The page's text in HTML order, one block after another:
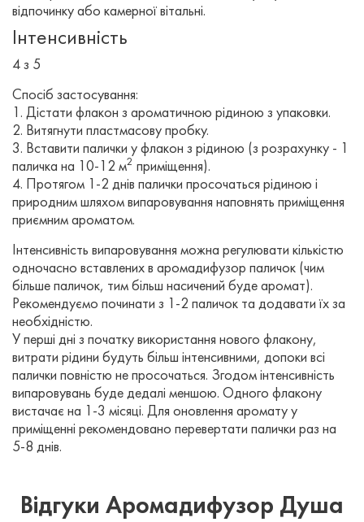
відпочинку або камерної вітальні.
Інтенсивність
4 з 5
Спосіб застосування:
1. Дістати флакон з ароматичною рідиною з упаковки.
2. Витягнути пластмасову пробку.
3. Вставити палички у флакон з рідиною (з розрахунку - 1
паличка на 10-12 м2 приміщення).
4. Протягом 1-2 днів палички просочаться рідиною і
природним шляхом випаровування наповнять приміщення
приємним ароматом.
Інтенсивність випаровування можна регулювати кількістю
одночасно вставлених в аромадифузор паличок (чим
більше паличок, тим більш насичений буде аромат).
Рекомендуємо починати з 1-2 паличок та додавати їх за
необхідністю.
У перші дні з початку використання нового флакону,
витрати рідини будуть більш інтенсивними, допоки всі
палички повністю не просочаться. Згодом інтенсивність
випаровувань буде дедалі меншою. Одного флакону
вистачає на 1-3 місяці. Для оновлення аромату у
приміщенні рекомендовано перевертати палички раз на
5-8 днів.
Відгуки Аромадифузор Душа